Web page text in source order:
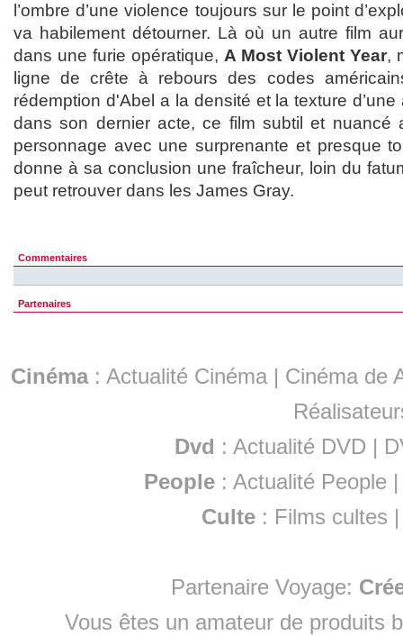
l’ombre d’une violence toujours sur le point
va habilement détourner. Là où un autre film
dans une furie opératique, A Most Violent Year,
ligne de crête à rebours des codes
rédemption d'Abel a la densité et la texture
dans son dernier acte, ce film subtil et nuancé
personnage avec une surprenante et presque
donne à sa conclusion une fraîcheur, loin du
peut retrouver dans les James Gray.
Commentaires
Partenaires
Cinéma: Actualité Cinéma | Cinéma de
Dvd : Actualité DVD |
People :Actualité People
Culte : Films cultes
Partenaire Voyage:
Vous êtes un amateur de produits